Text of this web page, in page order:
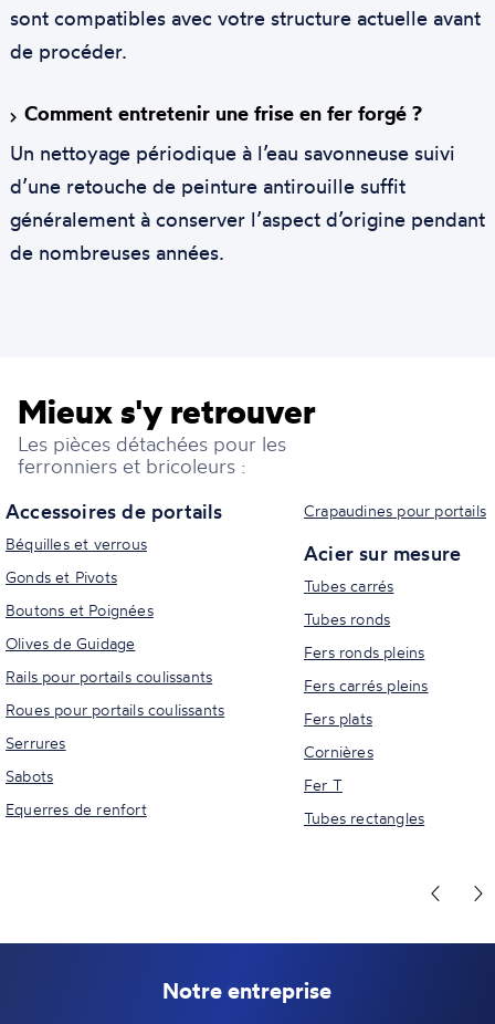
sont compatibles avec votre structure actuelle avant
de procéder.
Comment entretenir une frise en fer forgé ?
Un nettoyage périodique à l’eau savonneuse suivi
d’une retouche de peinture antirouille suffit
généralement à conserver l’aspect d’origine pendant
de nombreuses années.
Mieux s'y retrouver
Les pièces détachées pour les
ferronniers et bricoleurs :
Accessoires de portails
Béquilles et verrous
Gonds et Pivots
Boutons et Poignées
Olives de Guidage
Rails pour portails coulissants
Roues pour portails coulissants
Serrures
Sabots
Equerres de renfort
Crapaudines pour portails
Acier sur mesure
Tubes carrés
Tubes ronds
Fers ronds pleins
Fers carrés pleins
Fers plats
Cornières
Fer T
Tubes rectangles
Notre entreprise